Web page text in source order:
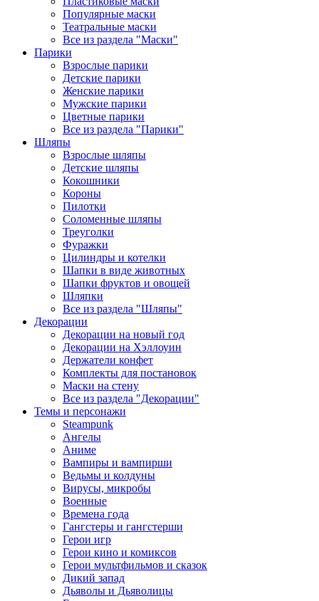
Популярные маски
Театральные маски
Все из раздела "Маски"
Парики
Взрослые парики
Детские парики
Женские парики
Мужские парики
Цветные парики
Все из раздела "Парики"
Шляпы
Взрослые шляпы
Детские шляпы
Кокошники
Короны
Пилотки
Соломенные шляпы
Треуголки
Фуражки
Цилиндры и котелки
Шапки в виде животных
Шапки фруктов и овощей
Шляпки
Все из раздела "Шляпы"
Декорации
Декорации на новый год
Декорации на Хэллоуин
Держатели конфет
Комплекты для постановок
Маски на стену
Все из раздела "Декорации"
Темы и персонажи
Steampunk
Ангелы
Аниме
Вампиры и вампирши
Ведьмы и колдуны
Вирусы, микробы
Военные
Времена года
Гангстеры и гангстерши
Герои игр
Герои кино и комиксов
Герои мультфильмов и сказок
Дикий запад
Дьяволы и Дьяволицы